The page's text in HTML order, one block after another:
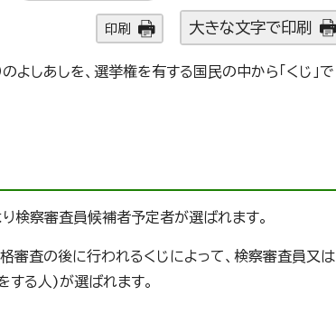
印刷 大きな文字で印刷
しあしを、選挙権を有する国民の中から「くじ」で
検察審査員候補者予定者が選ばれます。
審査の後に行われるくじによって、検察審査員又は
る人)が選ばれます。